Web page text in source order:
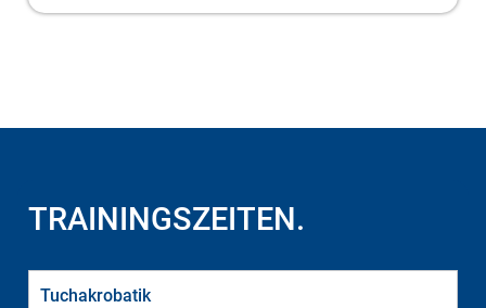
TRAININGSZEITEN.
Tuchakrobatik